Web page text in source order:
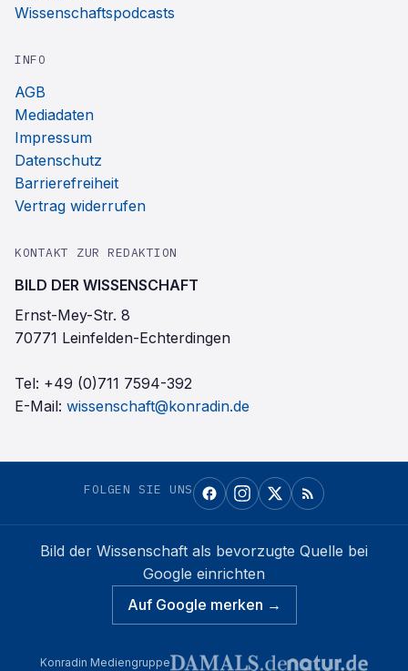
Wissenschaftspodcasts
INFO
AGB
Mediadaten
Impressum
Datenschutz
Barrierefreiheit
Vertrag widerrufen
KONTAKT ZUR REDAKTION
BILD DER WISSENSCHAFT
Ernst-Mey-Str. 8
70771 Leinfelden-Echterdingen
Tel: +49 (0)711 7594-392
E-Mail: wissenschaft@konradin.de
FOLGEN SIE UNS
Bild der Wissenschaft als bevorzugte Quelle bei
Google einrichten
Auf Google merken →
Konradin Mediengruppe